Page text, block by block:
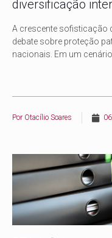
diversificação
A crescente sofisticação
debate sobre proteção
nacionais. Em um
Por Otacílio Soares